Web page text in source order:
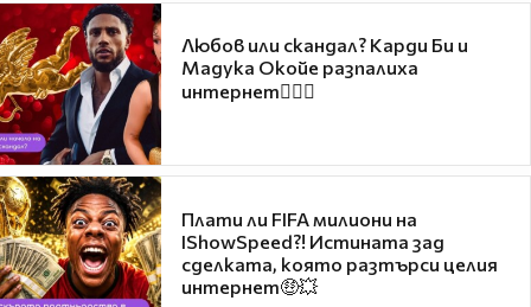
Любов или скандал? Карди Би и
Мадука Окойе разпалиха
интернет❤️‍🔥🔥
Плати ли FIFA милиони на
IShowSpeed?! Истината зад
сделката, която разтърси целия
интернет🤑💥